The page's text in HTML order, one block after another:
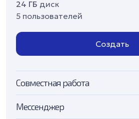
24 ГБ диск
5 пользователей
Создать
Совместная работа
Мессенджер